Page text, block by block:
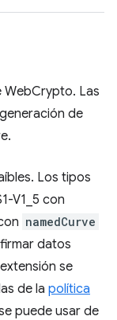
WebCrypto. Las
de
Los tipos
V1_5 con
namedCurve
datos
se
de la política
puede usar de